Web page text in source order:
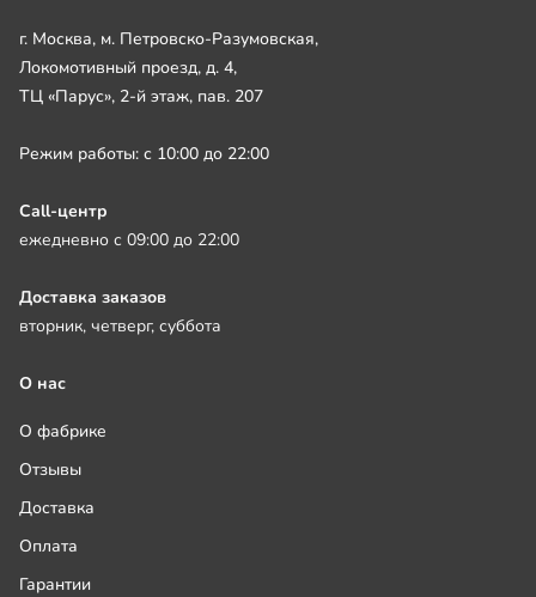
г. Москва, м. Петровско-Разумовская,
Локомотивный проезд, д. 4,
ТЦ «Парус», 2-й этаж, пав. 207
Режим работы: с 10:00 до 22:00
Call-центр
ежедневно с 09:00 до 22:00
Доставка заказов
вторник, четверг, суббота
О нас
О фабрике
Отзывы
Доставка
Оплата
Гарантии